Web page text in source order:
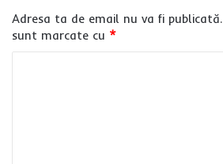
Adresa ta de email nu va fi publicată.
sunt marcate cu *